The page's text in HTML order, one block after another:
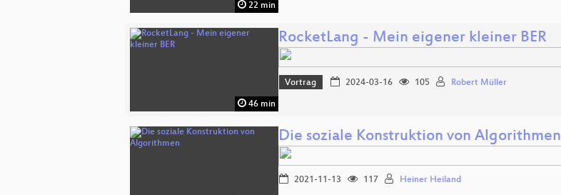
22 min
46 min
RocketLang - Mein eigener kleiner BER
Vortrag 2024-03-16 105 Robert Müller
Die soziale Konstruktion von Algorithmen
2021-11-13 117 Heiner Heiland